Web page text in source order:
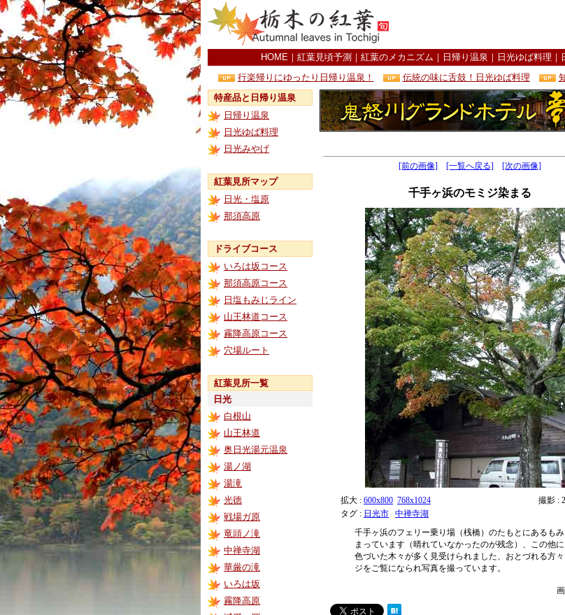
HOME ｜ 紅葉見頃予測 ｜ 紅葉のメカニズム ｜ 日帰り温泉 ｜ 日光ゆば料理 ｜
行楽帰りにゆったり日帰り温泉！
伝統の味に舌鼓！日光ゆば料理
特産品と日帰り温泉
日帰り温泉
日光ゆば料理
日光みやげ
紅葉見所マップ
日光・塩原
那須高原
ドライブコース
いろは坂コース
那須高原コース
日塩もみじライン
山王林道コース
霧降高原コース
穴場ルート
紅葉見所一覧
日光
白根山
山王林道
奥日光湯元温泉
湯ノ湖
湯滝
光徳
戦場ガ原
竜頭ノ滝
中禅寺湖
華厳の滝
いろは坂
霧降高原
[前の画像] [一覧へ戻る] [次の画像]
千手ヶ浜のモミジ染まる
拡大 : 600x800 768x1024
撮影 :
タグ : 日光市
中禅寺湖
千手ヶ浜のフェリー乗り場（桟橋）のたもとにあるも
まっています（晴れていなかったのが残念）、この他
色づいた木々が多く見受けられました、おとづれる方々
ジをご覧になられ写真を撮っています。